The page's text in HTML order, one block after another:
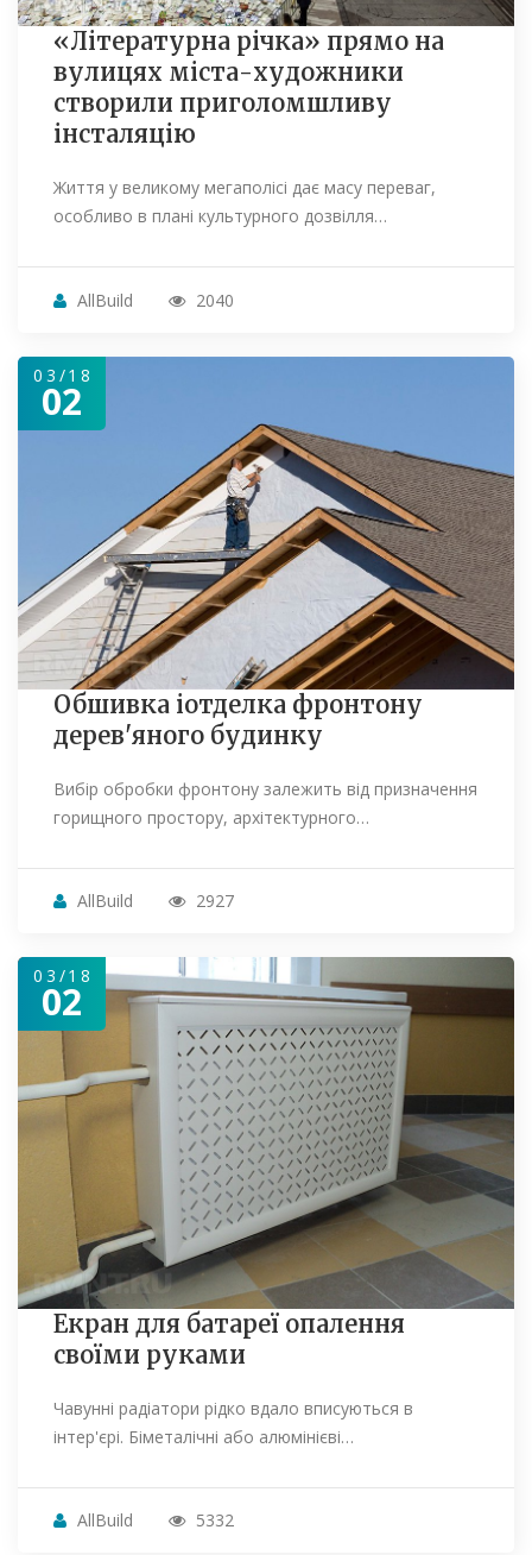
«Літературна річка» прямо на
вулицях міста-художники
створили приголомшливу
інсталяцію
Життя у великому мегаполісі дає масу переваг,
особливо в плані культурного дозвілля…
AllBuild 2040
03/18
02
Обшивка іотделка фронтону
дерев'яного будинку
Вибір обробки фронтону залежить від призначення
горищного простору, архітектурного…
AllBuild 2927
03/18
02
Екран для батареї опалення
своїми руками
Чавунні радіатори рідко вдало вписуються в
інтер'єрі. Біметалічні або алюмінієві…
AllBuild 5332